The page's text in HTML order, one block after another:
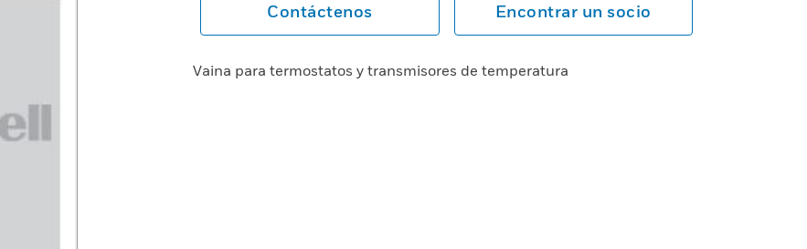
Contáctenos Encontrar un socio
Vaina para termostatos y transmisores de temperatura